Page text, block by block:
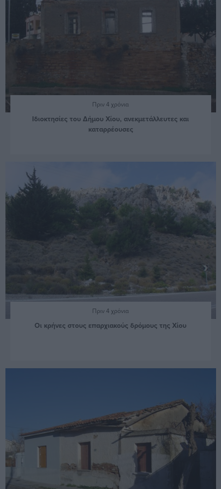
Πριν 4 χρόνια
Ιδιοκτησίες του Δήμου Χίου, ανεκμετάλλευτες και
καταρρέουσες
Πριν 4 χρόνια
Οι κρήνες στους επαρχιακούς δρόμους της Χίου